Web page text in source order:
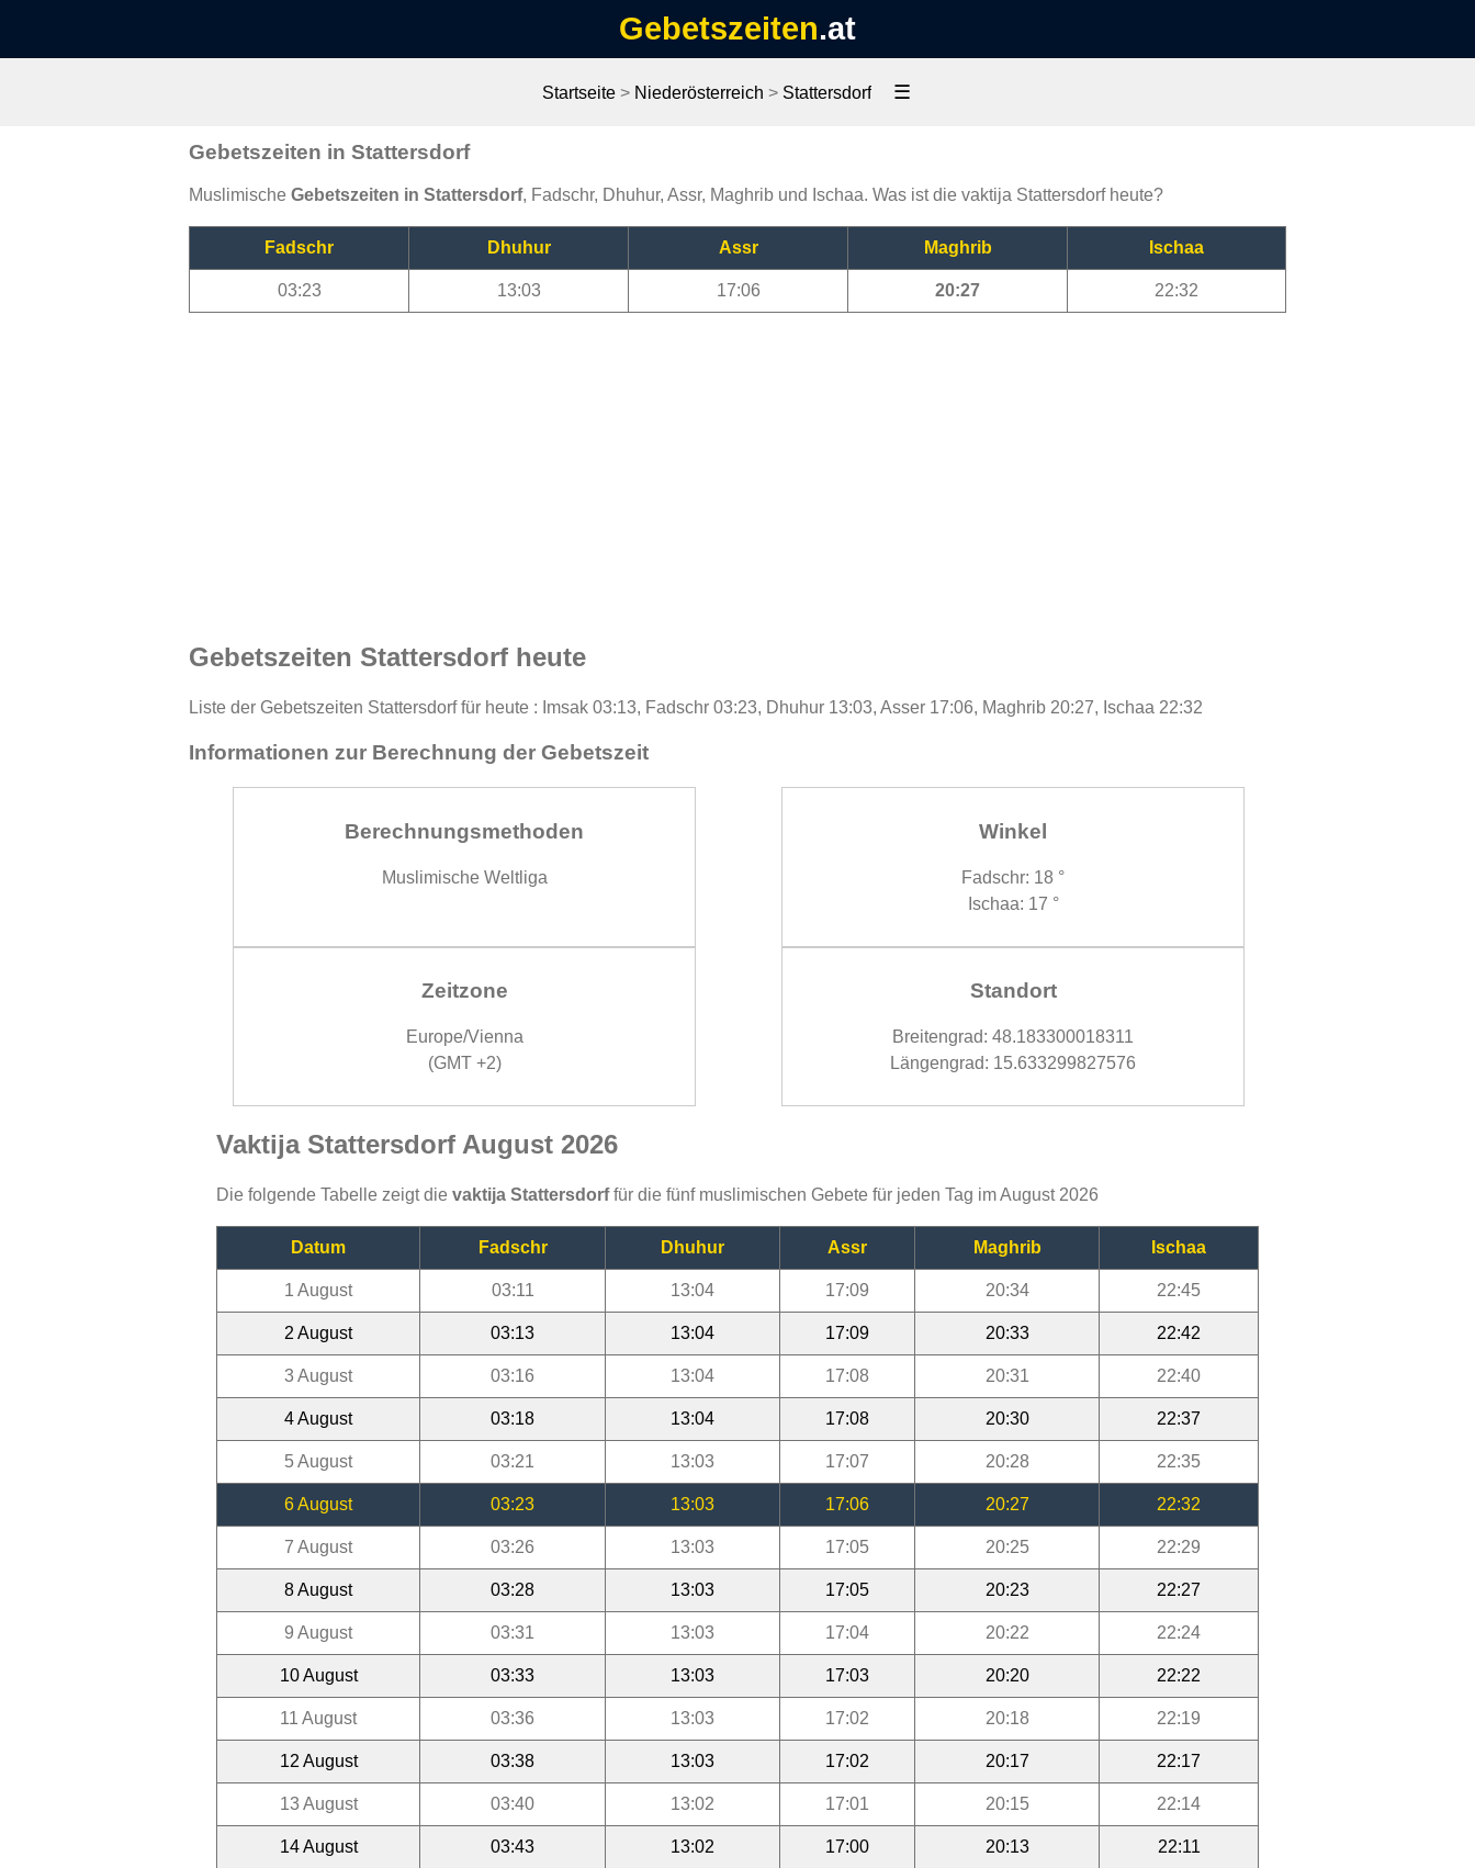
Gebetszeiten.at
Startseite > Niederösterreich > Stattersdorf ☰
Gebetszeiten in Stattersdorf
Muslimische Gebetszeiten in Stattersdorf, Fadschr, Dhuhur, Assr, Maghrib und Ischaa. Was ist die vaktija Stattersdorf heute?
Fadschr Dhuhur Assr Maghrib Ischaa
03:23 13:03 17:06 20:27 22:32
Gebetszeiten Stattersdorf heute
Liste der Gebetszeiten Stattersdorf für heute : Imsak 03:13, Fadschr 03:23, Dhuhur 13:03, Asser 17:06, Maghrib 20:27, Ischaa 22:32
Informationen zur Berechnung der Gebetszeit
Berechnungsmethoden
Muslimische Weltliga
Winkel
Fadschr: 18 °
Ischaa: 17 °
Zeitzone
Europe/Vienna
(GMT +2)
Standort
Breitengrad: 48.183300018311
Längengrad: 15.633299827576
Vaktija Stattersdorf August 2026
Die folgende Tabelle zeigt die vaktija Stattersdorffür die fünf muslimischen Gebete für jeden Tag im August 2026
Datum Fadschr Dhuhur Assr Maghrib Ischaa
1 August 03:11 13:04 17:09 20:34 22:45
2 August 03:13 13:04 17:09 20:33 22:42
3 August 03:16 13:04 17:08 20:31 22:40
4 August 03:18 13:04 17:08 20:30 22:37
5 August 03:21 13:03 17:07 20:28 22:35
6 August 03:23 13:03 17:06 20:27 22:32
7 August 03:26 13:03 17:05 20:25 22:29
8 August 03:28 13:03 17:05 20:23 22:27
9 August 03:31 13:03 17:04 20:22 22:24
10 August 03:33 13:03 17:03 20:20 22:22
11 August 03:36 13:03 17:02 20:18 22:19
12 August 03:38 13:03 17:02 20:17 22:17
13 August 03:40 13:02 17:01 20:15 22:14
14 August 03:43 13:02 17:00 20:13 22:11